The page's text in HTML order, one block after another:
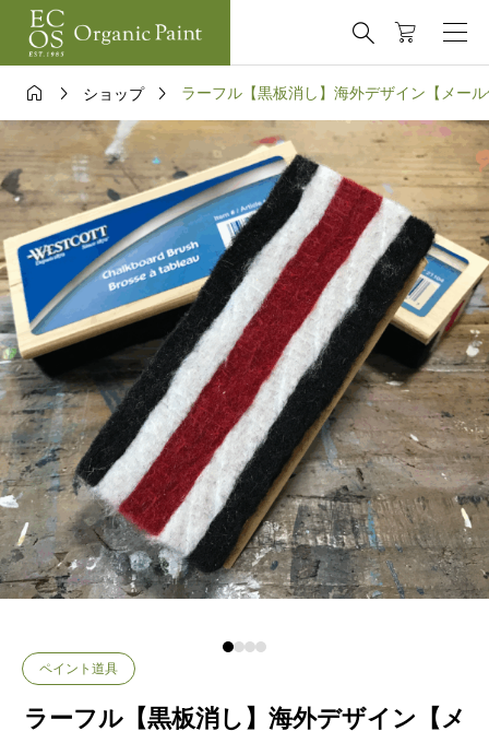

  ショップ  ラーフル【黒板消し】海外デザイン【メー
ペイント道具
ラーフル【黒板消し】海外デザイン【メ